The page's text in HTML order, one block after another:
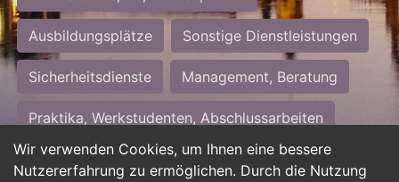
Wir verwenden Cookies, um Ihnen eine bessere
Nutzererfahrung zu ermöglichen. Durch die Nutzung
Ausbildungsplätze Sonstige Dienstleistungen
Sicherheitsdienste Management, Beratung
Praktika, Werkstudenten, Abschlussarbeiten
Personalwesen Assistenz, Sekretariat